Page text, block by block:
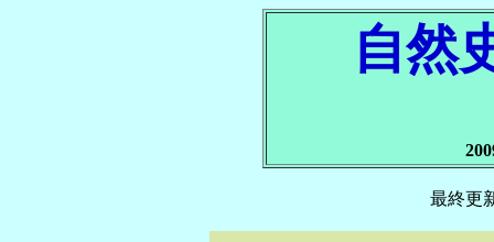
自然
最終更